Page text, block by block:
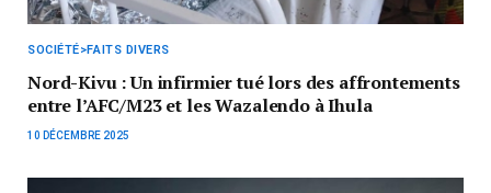
SOCIÉTÉ>FAITS DIVERS
Nord-Kivu : Un infirmier tué lors des affrontements
entre l’AFC/M23 et les Wazalendo à Ihula
10 DÉCEMBRE 2025